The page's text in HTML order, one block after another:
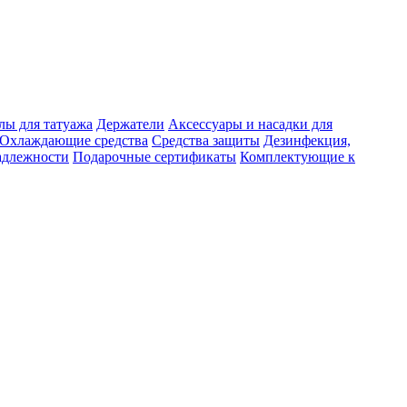
для татуажа Держатели Аксессуары и насадки для
Охлаждающие средства Средства защиты Дезинфекция,
Подарочные сертификаты Комплектующие к